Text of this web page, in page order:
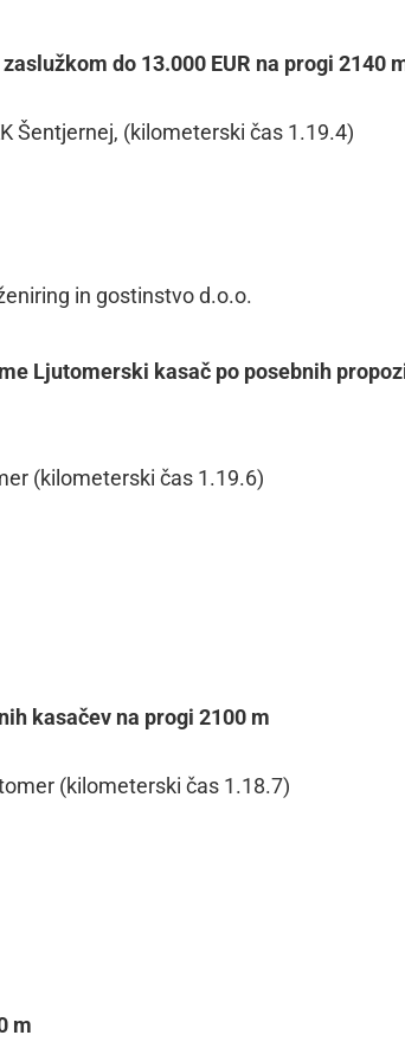
do 13.000 EUR na progi 2140
Šentjernej, (kilometerski čas 1.19.4)
in gostinstvo d.o.o.
Ljutomerski kasač po posebnih
(kilometerski čas 1.19.6)
kasačev na progi 2100 m
(kilometerski čas 1.18.7)
m